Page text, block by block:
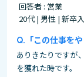
回答者 : 営業
20代 | 男性 | 新卒
「この仕事を
ありきたりですが
を獲れた時です。